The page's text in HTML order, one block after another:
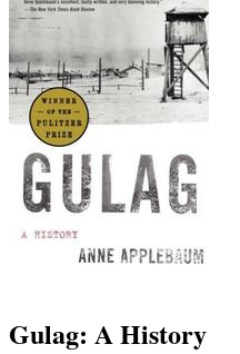
Gulag: A History